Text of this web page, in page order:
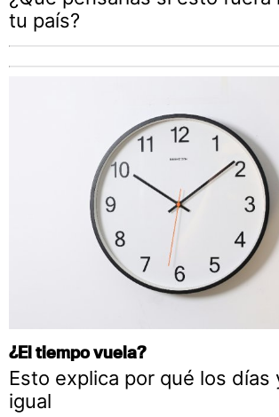
tu país?
¿El tiempo vuela?
Esto explica por qué los días
igual